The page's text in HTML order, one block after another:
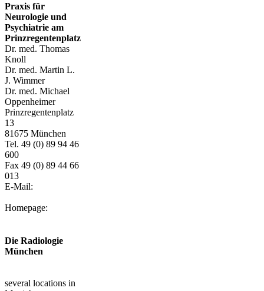
Praxis für
Neurologie und
Psychiatrie am
Prinzregentenplatz
Dr. med. Thomas
Knoll
Dr. med. Martin L.
J. Wimmer
Dr. med. Michael
Oppenheimer
Prinzregentenplatz
13
81675 München
Tel. 49 (0) 89 94 46
600
Fax 49 (0) 89 44 66
013
E-Mail:
Homepage:
Die Radiologie
München
several locations in